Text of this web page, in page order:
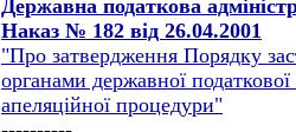
Державна податкова
Наказ № 182 від 26.04.2001
"Про затвердження Порядку
органами державної
апеляційної процедури"